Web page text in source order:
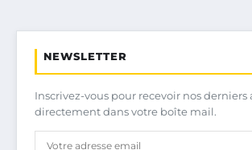
NEWSLETTER
Inscrivez-vous pour recevoir nos derniers
directement dans votre boîte mail.